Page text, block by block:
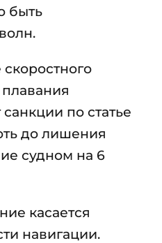
быть
по статье
до лишения
судном на 6
касается
навигации.